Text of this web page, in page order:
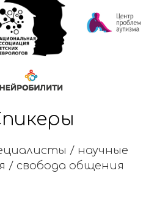
/ научные
/ свобода общения